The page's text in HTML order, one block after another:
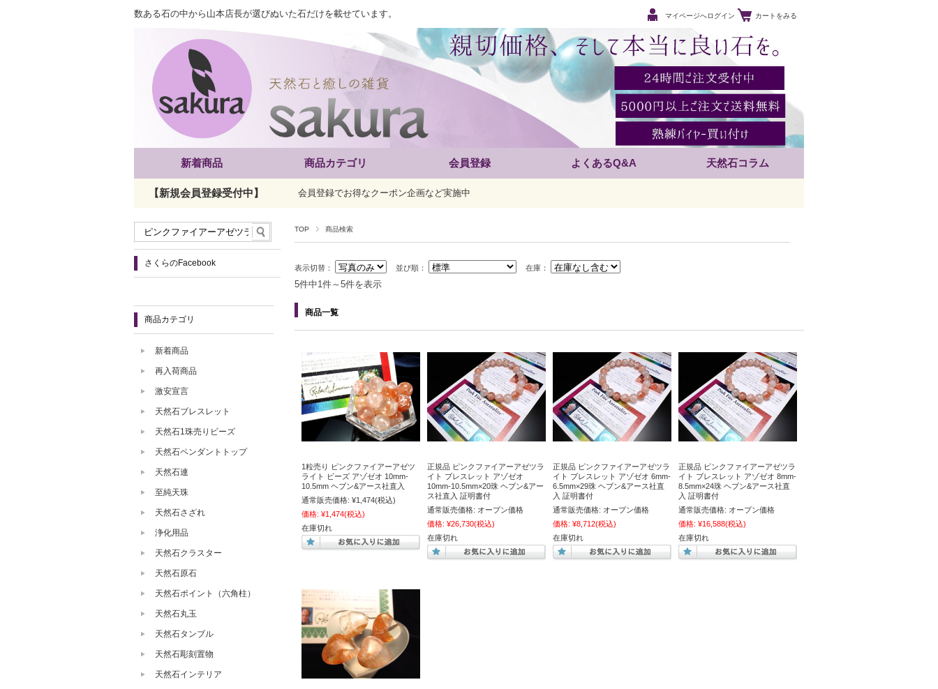
数ある石の中から山本店長が選びぬいた石だけを載せています。 マイページへログイン カートをみる
新着商品 商品カテゴリ 会員登録 よくあるQ&A 天然石コラム
【新規会員登録受付中】 会員登録でお得なクーポン企画など実施中
TOP 商品検索
表示切替： 並び順： 在庫：
5件中1件～5件を表示
商品一覧
1粒売り ピンクファイアーアゼツ
ライト ビーズ アゾゼオ 10mm-
10.5mm ヘブン&アース社直入
通常販売価格: ¥1,474(税込)
価格: ¥1,474(税込)
在庫切れ
正規品 ピンクファイアーアゼツラ
イト ブレスレット アゾゼオ
10mm-10.5mm×20珠 ヘブン&アー
ス社直入 証明書付
通常販売価格: オープン価格
価格: ¥26,730(税込)
在庫切れ
正規品 ピンクファイアーアゼツラ
イト ブレスレット アゾゼオ 6mm-
6.5mm×29珠 ヘブン&アース社直
入 証明書付
通常販売価格: オープン価格
価格: ¥8,712(税込)
在庫切れ
正規品 ピンクファイアーアゼツラ
イト ブレスレット アゾゼオ 8mm-
8.5mm×24珠 ヘブン&アース社直
入 証明書付
通常販売価格: オープン価格
価格: ¥16,588(税込)
在庫切れ
さくらのFacebook
商品カテゴリ
新着商品
再入荷商品
激安宣言
天然石ブレスレット
天然石1珠売りビーズ
天然石ペンダントトップ
天然石連
至純天珠
天然石さざれ
浄化用品
天然石クラスター
天然石原石
天然石ポイント（六角柱）
天然石丸玉
天然石タンブル
天然石彫刻置物
天然石インテリア